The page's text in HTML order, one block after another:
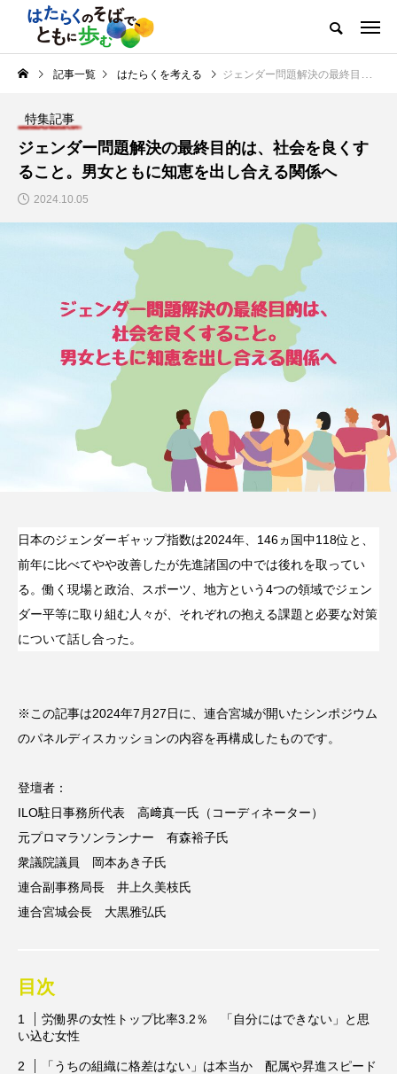
記事一覧 はたらくを考える ジェンダー問題解決の最終目的は、社会を良くすること。男女ともに知恵を出し合える関係へ
特集記事
ジェンダー問題解決の最終目的は、社会を良くす
ること。男女ともに知恵を出し合える関係へ
2024.10.05
日本のジェンダーギャップ指数は2024年、146ヵ国中118位と、
前年に比べてやや改善したが先進諸国の中では後れを取ってい
る。働く現場と政治、スポーツ、地方という4つの領域でジェン
ダー平等に取り組む人々が、それぞれの抱える課題と必要な対策
について話し合った。
※この記事は2024年7月27日に、連合宮城が開いたシンポジウム
のパネルディスカッションの内容を再構成したものです。
登壇者：
ILO駐日事務所代表 高﨑真一氏（コーディネーター）
元プロマラソンランナー 有森裕子氏
衆議院議員 岡本あき子氏
連合副事務局長 井上久美枝氏
連合宮城会長 大黒雅弘氏
目次
労働界の女性トップ比率3.2％ 「自分にはできない」と思
い込む女性
「うちの組織に格差はない」は本当か 配属や昇進スピード